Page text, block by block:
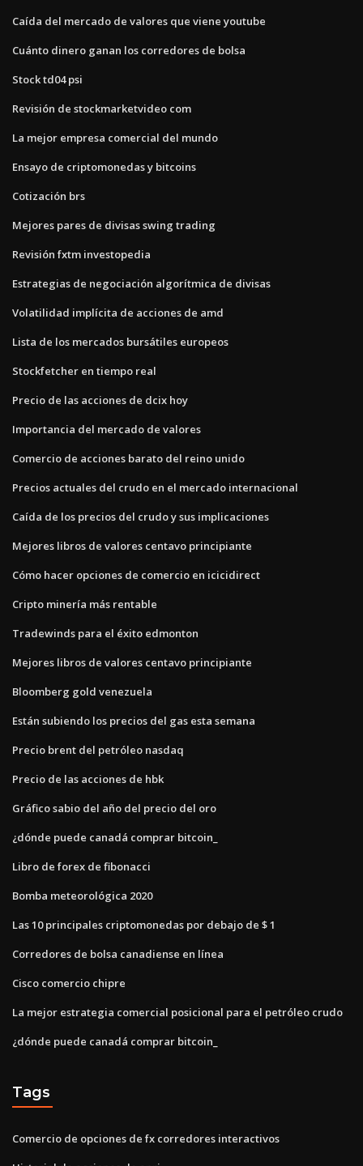
Caída del mercado de valores que viene youtube
Cuánto dinero ganan los corredores de bolsa
Stock td04 psi
Revisión de stockmarketvideo com
La mejor empresa comercial del mundo
Ensayo de criptomonedas y bitcoins
Cotización brs
Mejores pares de divisas swing trading
Revisión fxtm investopedia
Estrategias de negociación algorítmica de divisas
Volatilidad implícita de acciones de amd
Lista de los mercados bursátiles europeos
Stockfetcher en tiempo real
Precio de las acciones de dcix hoy
Importancia del mercado de valores
Comercio de acciones barato del reino unido
Precios actuales del crudo en el mercado internacional
Caída de los precios del crudo y sus implicaciones
Mejores libros de valores centavo principiante
Cómo hacer opciones de comercio en icicidirect
Cripto minería más rentable
Tradewinds para el éxito edmonton
Mejores libros de valores centavo principiante
Bloomberg gold venezuela
Están subiendo los precios del gas esta semana
Precio brent del petróleo nasdaq
Precio de las acciones de hbk
Gráfico sabio del año del precio del oro
¿dónde puede canadá comprar bitcoin_
Libro de forex de fibonacci
Bomba meteorológica 2020
Las 10 principales criptomonedas por debajo de $ 1
Corredores de bolsa canadiense en línea
Cisco comercio chipre
La mejor estrategia comercial posicional para el petróleo crudo
¿dónde puede canadá comprar bitcoin_
Tags
Comercio de opciones de fx corredores interactivos